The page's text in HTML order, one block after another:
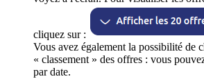
cliquez sur :
Vous avez également la possibilité de
« classement » des offres : vous
par date.